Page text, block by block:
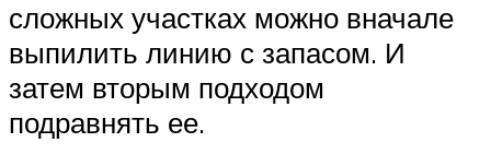
сложных участках можно вначале
выпилить линию с запасом. И
затем вторым подходом
подравнять ее.